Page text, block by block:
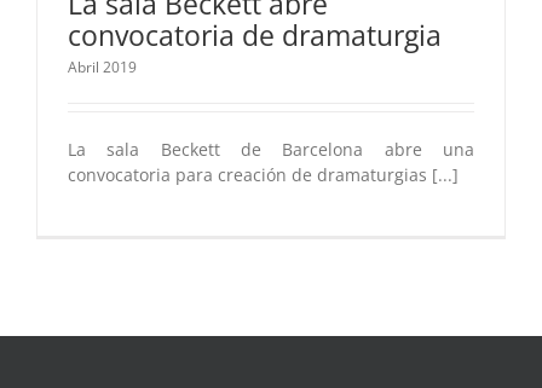
convocatoria de dramaturgia
Abril 2019
La sala Beckett de Barcelona abre una
convocatoria para creación de dramaturgias [...]